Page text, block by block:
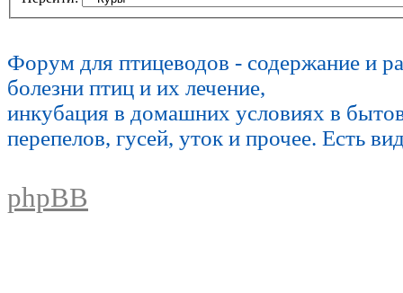
Форум для птицеводов - содержание и
болезни птиц и их лечение,
инкубация в домашних условиях в
перепелов, гусей, уток и прочее. Есть
phpBB